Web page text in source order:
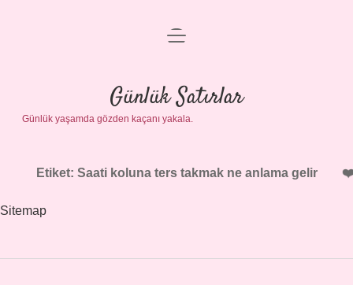
Anasayfa
Gizlilik Politikası
Yasal Uyarı
menüyü
Günlük Satırlar
Günlük yaşamda gözden kaçanı yakala.
Etiket: Saati koluna ters takmak ne anlama gelir
Sitemap